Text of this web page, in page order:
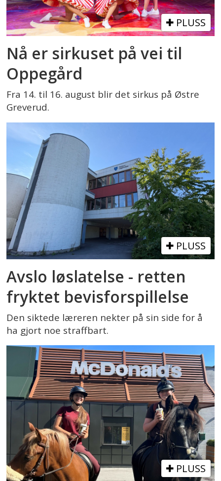
PLUSS
Nå er sirkuset på vei til
Oppegård
Fra 14. til 16. august blir det sirkus på Østre
Greverud.
PLUSS
Avslo løslatelse - retten
fryktet bevisforspillelse
Den siktede læreren nekter på sin side for å
ha gjort noe straffbart.
PLUSS